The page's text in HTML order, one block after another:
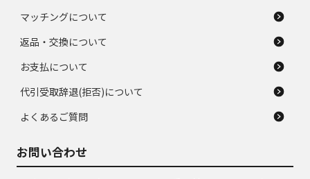
マッチングについて
返品・交換について
お支払について
代引受取辞退(拒否)について
よくあるご質問
お問い合わせ